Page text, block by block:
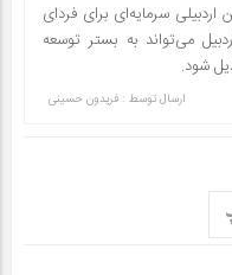
سرمایه‌ای برای فردای
می‌تواند به بستر توسعه
شود.
ارسال توسط : فریدون حسینی